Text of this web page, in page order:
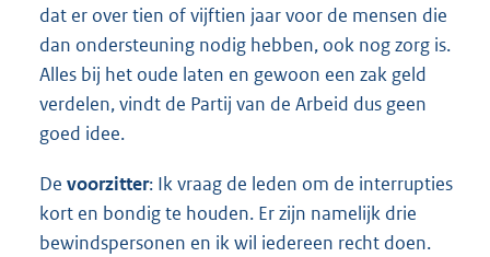
dat er over tien of vijftien jaar voor de mensen die
dan ondersteuning nodig hebben, ook nog zorg is.
Alles bij het oude laten en gewoon een zak geld
verdelen, vindt de Partij van de Arbeid dus geen
goed idee.
De voorzitter: Ik vraag de leden om de interrupties
kort en bondig te houden. Er zijn namelijk drie
bewindspersonen en ik wil iedereen recht doen.